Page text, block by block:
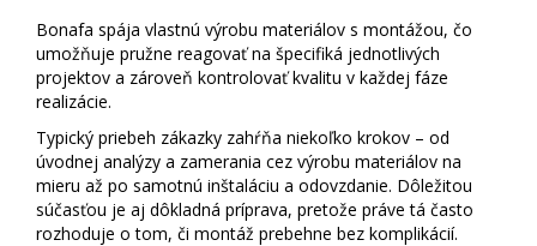
Bonafa spája vlastnú výrobu materiálov s montážou, čo
umožňuje pružne reagovať na špecifiká jednotlivých
projektov a zároveň kontrolovať kvalitu v každej fáze
realizácie.
Typický priebeh zákazky zahŕňa niekoľko krokov – od
úvodnej analýzy a zamerania cez výrobu materiálov na
mieru až po samotnú inštaláciu a odovzdanie. Dôležitou
súčasťou je aj dôkladná príprava, pretože práve tá často
rozhoduje o tom, či montáž prebehne bez komplikácií.